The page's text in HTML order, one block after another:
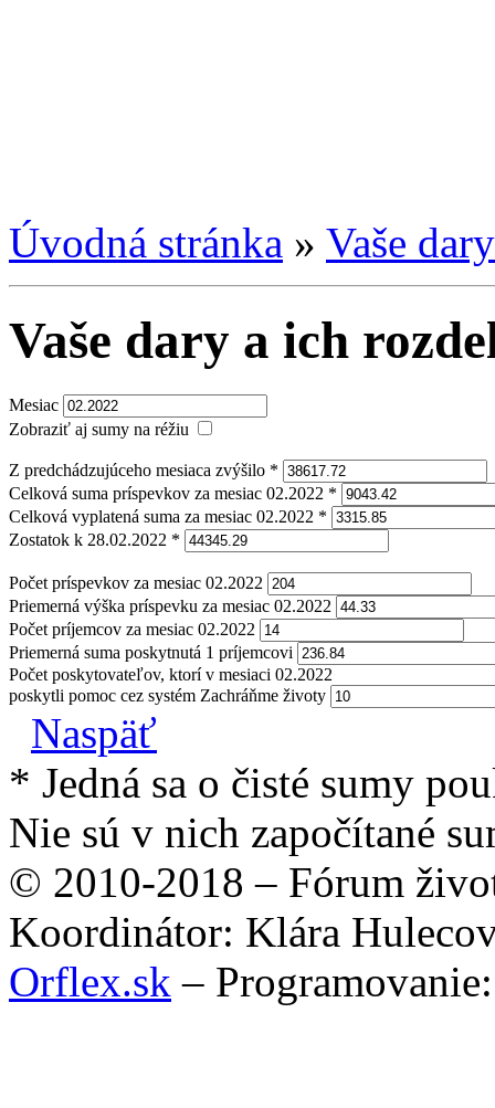
Úvodná stránka » Vaše
Vaše dary a ich
Mesiac
Zobraziť aj sumy na réžiu
Z predchádzujúceho mesiaca zvýšilo *
Celková suma príspevkov za mesiac 02.2022 *
Celková vyplatená suma za mesiac 02.2022 *
Zostatok k 28.02.2022 *
Počet príspevkov za mesiac 02.2022
Priemerná výška príspevku za mesiac 02.2022
Počet príjemcov za mesiac 02.2022
Priemerná suma poskytnutá 1 príjemcovi
Počet poskytovateľov, ktorí v mesiaci 02.2022
poskytli pomoc cez systém Zachráňme životy
Naspäť
* Jedná sa o čisté sumy
Nie sú v nich započítané
© 2010-2018 – Fórum
Koordinátor: Klára
Orflex.sk –